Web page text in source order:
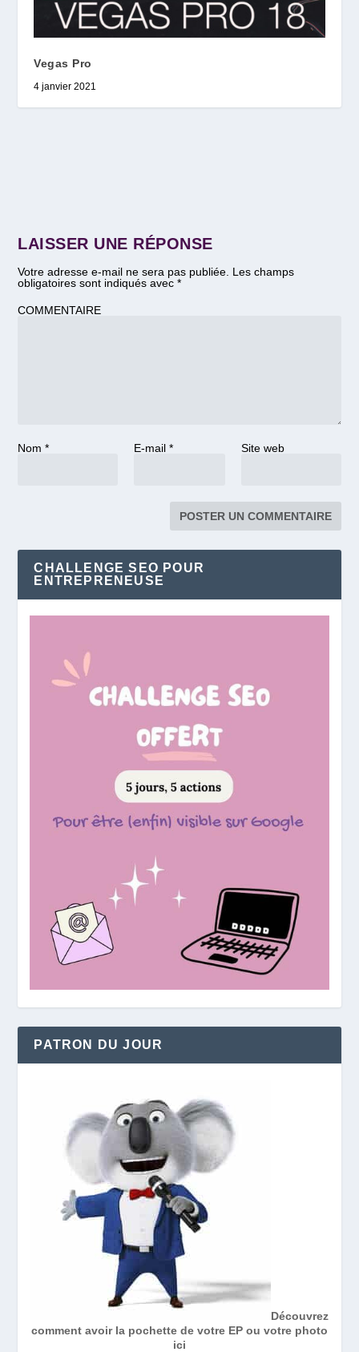
Vegas Pro
4 janvier 2021
LAISSER UNE RÉPONSE
Votre adresse e-mail ne sera pas publiée. Les champs
obligatoires sont indiqués avec*
COMMENTAIRE
Nom* E-mail * Site web
CHALLENGE SEO POUR
ENTREPRENEUSE
PATRON DU JOUR
Découvrez
comment avoir la pochette de votre EP ou votre photo
ici